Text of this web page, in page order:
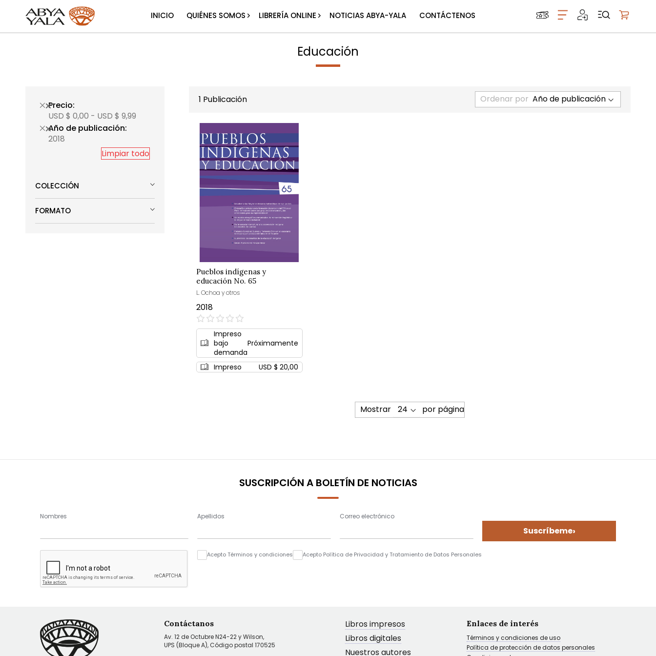
INICIO QUIÉNES SOMOS LIBRERÍA ONLINE NOTICIAS ABYA-YALA CONTÁCTENOS
Educación
1 Publicación Ordenar por
Pueblos indígenas y
educación No. 65
L. Ochoa y otros
2018
0%
Impreso
bajo
demanda
Próximamente
Impreso USD $ 20,00
Mostrar por página
Precio
USD $ 0,00 - USD $ 9,99
Año de publicación
2018
Limpiar todo
COLECCIÓN
FORMATO
SUSCRIPCIÓN A BOLETÍN DE NOTICIAS
Nombres Apellidos Correo electrónico
Suscríbeme›
Acepto Términos y condiciones Acepto Política de Privacidad y Tratamiento de Datos Personales
Contáctanos
Av. 12 de Octubre N24-22 y Wilson,
UPS (Bloque A), Código postal 170525
Libros impresos
Libros digitales
Nuestros autores
Enlaces de interés
Términos y condiciones de uso
Política de protección de datos personales